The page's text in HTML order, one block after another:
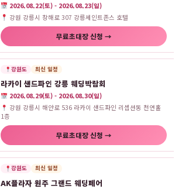
2026.08.22(토) - 2026.08.23(일)
강원 강릉시 창해로 307 강릉세인트존스 호텔
무료초대장 신청 →
강원도 최신 일정
라카이 샌드파인 강릉 웨딩박람회
2026.08.29(토) - 2026.08.30(일)
강원 강릉시 해안로 536 라카이 샌드파인 리셉션동 천연홀
1층
무료초대장 신청 →
강원도 최신 일정
AK플라자 원주 그랜드 웨딩페어